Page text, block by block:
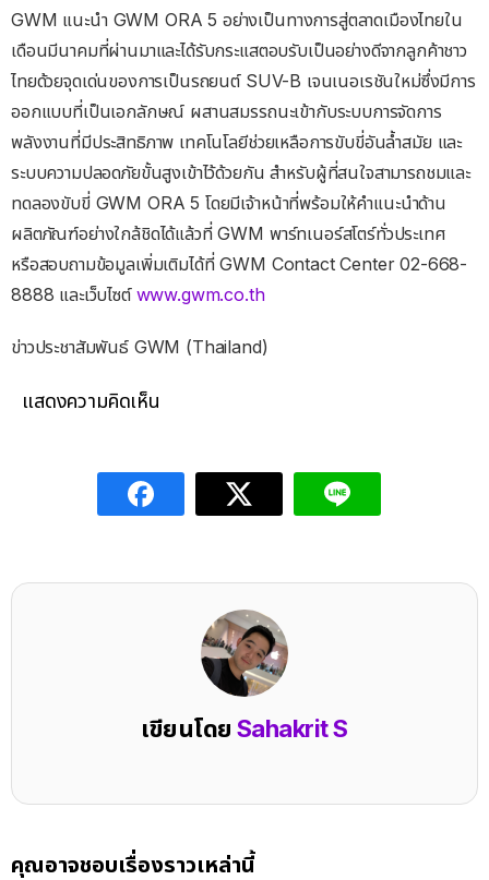
GWM แนะนำ GWM ORA 5 อย่างเป็นทางการสู่ตลาดเมืองไทยใน
เดือนมีนาคมที่ผ่านมาและได้รับกระแสตอบรับเป็นอย่างดีจากลูกค้าชาว
ไทยด้วยจุดเด่นของการเป็นรถยนต์ SUV-B เจนเนอเรชันใหม่ซึ่งมีการ
ออกแบบที่เป็นเอกลักษณ์ ผสานสมรรถนะเข้ากับระบบการจัดการ
พลังงานที่มีประสิทธิภาพ เทคโนโลยีช่วยเหลือการขับขี่อันล้ำสมัย และ
ระบบความปลอดภัยขั้นสูงเข้าไว้ด้วยกัน สำหรับผู้ที่สนใจสามารถชมและ
ทดลองขับขี่ GWM ORA 5 โดยมีเจ้าหน้าที่พร้อมให้คำแนะนำด้าน
ผลิตภัณฑ์อย่างใกล้ชิดได้แล้วที่ GWM พาร์ทเนอร์สโตร์ทั่วประเทศ
หรือสอบถามข้อมูลเพิ่มเติมได้ที่ GWM Contact Center 02-668-
8888 และเว็บไซต์ www.gwm.co.th
ข่าวประชาสัมพันธ์ GWM (Thailand)
แสดงความคิดเห็น
เขียนโดยSahakrit S
คุณอาจชอบเรื่องราวเหล่านี้